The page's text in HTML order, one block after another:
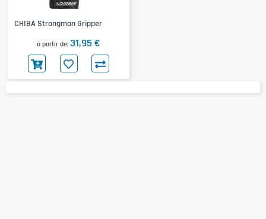
CHIBA Strongman Gripper
à partir de 31,95 €